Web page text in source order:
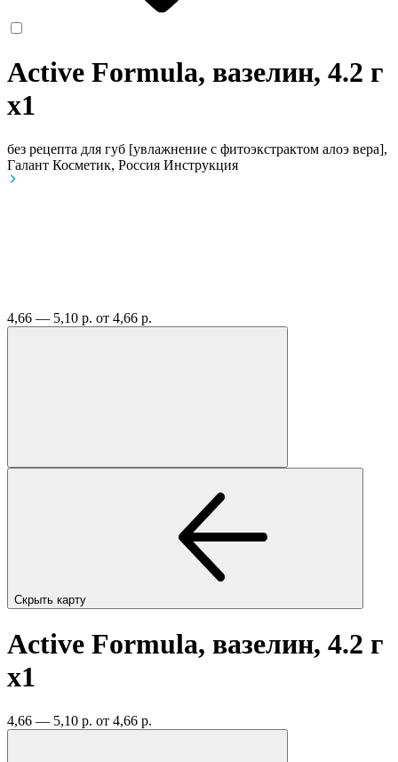
Active Formula, вазелин, 4.2 г
x1
без рецепта для губ [увлажнение с фитоэкстрактом алоэ вера],
Галант Косметик, Россия Инструкция
4,66 — 5,10 р. от 4,66 р.
Скрыть карту
Active Formula, вазелин, 4.2 г
x1
4,66 — 5,10 р. от 4,66 р.